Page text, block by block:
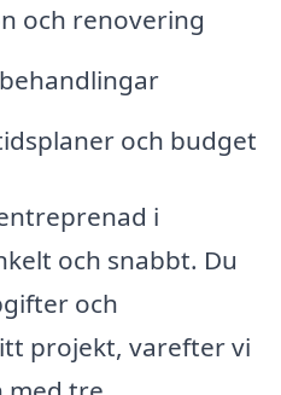
och renovering
och budget
i
och snabbt. Du
och
projekt, varefter vi